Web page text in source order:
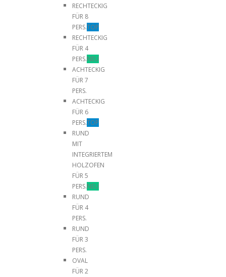
RECHTECKIG
FÜR 8
PERS.TOP
RECHTECKIG
FÜR 4
PERS.NEU
ACHTECKIG
FÜR 7
PERS.
ACHTECKIG
FÜR 6
PERS.TOP
RUND
MIT
INTEGRIERTEM
HOLZOFEN
FÜR 5
PERS.NEU
RUND
FÜR 4
PERS.
RUND
FÜR 3
PERS.
OVAL
FÜR 2